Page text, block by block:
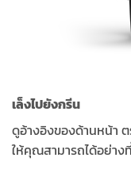
เล็งไปยังกรีน
ดูอ้างอิงของด้านหน้า
ให้คุณสามารถได้อย่าง